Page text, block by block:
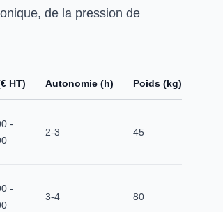
de la pression de
HT) Autonomie (h) Poids (kg)
-
2-3 45
-
3-4 80